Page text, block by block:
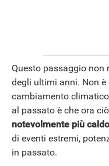
Questo passaggio non
degli ultimi anni. Non
cambiamento
al passato è che ora ciò
notevolmente più caldo
di eventi estremi,
in passato.